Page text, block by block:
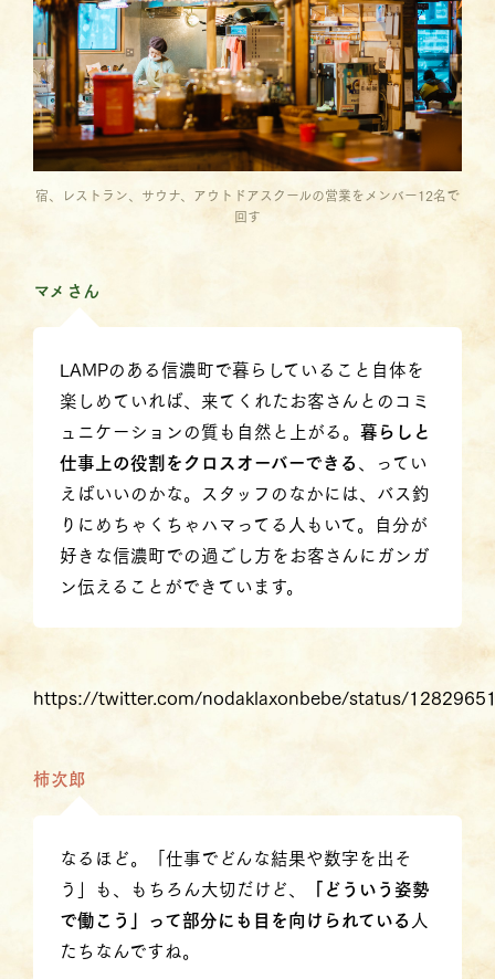
宿、レストラン、サウナ、アウトドアスクールの営業をメンバー12名で
回す
マメさん
LAMPのある信濃町で暮らしていること自体を
楽しめていれば、来てくれたお客さんとのコミ
ュニケーションの質も自然と上がる。 暮らしと
仕事上の役割をクロスオーバーできる、ってい
えばいいのかな。スタッフのなかには、バス釣
りにめちゃくちゃハマってる人もいて。自分が
好きな信濃町での過ごし方をお客さんにガンガ
ン伝えることができています。
https://twitter.com/nodaklaxonbebe/status/
柿次郎
なるほど。「仕事でどんな結果や数字を出そ
う」も、もちろん大切だけど、
「どういう姿勢
で働こう」って部分にも目を向けられている人
たちなんですね。